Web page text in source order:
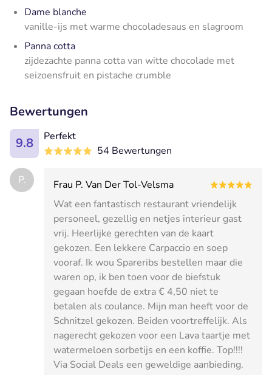
Dame blanche
vanille-ijs met warme chocoladesaus en slagroom
Panna cotta
zijdezachte panna cotta van witte chocolade met
seizoensfruit en pistache crumble
Bewertungen
9.8
Perfekt
54 Bewertungen
P.
Frau P. Van Der Tol-Velsma
Wat een fantastisch restaurant vriendelijk
personeel, gezellig en netjes interieur gast
vrij. Heerlijke gerechten van de kaart
gekozen. Een lekkere Carpaccio en soep
vooraf. Ik wou Spareribs bestellen maar die
waren op, ik ben toen voor de biefstuk
gegaan hoefde de extra € 4,50 niet te
betalen als coulance. Mijn man heeft voor de
Schnitzel gekozen. Beiden voortreffelijk. Als
nagerecht gekozen voor een Lava taartje met
watermeloen sorbetijs en een koffie. Top!!!!
Via Social Deals een geweldige aanbieding.